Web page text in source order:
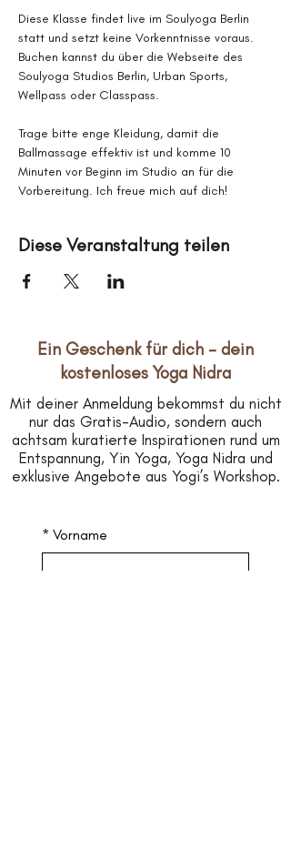
Diese Klasse findet live im Soulyoga Berlin
statt und setzt keine Vorkenntnisse voraus.
Buchen kannst du über die Webseite des
Soulyoga Studios Berlin, Urban Sports,
Wellpass oder Classpass.
Trage bitte enge Kleidung, damit die
Ballmassage effektiv ist und komme 10
Minuten vor Beginn im Studio an für die
Vorbereitung. Ich freue mich auf dich!
Diese Veranstaltung teilen
Ein Geschenk für dich – dein
kostenloses Yoga Nidra
Mit deiner Anmeldung bekommst du nicht
nur das Gratis-Audio, sondern auch
achtsam kuratierte Inspirationen rund um
Entspannung, Yin Yoga, Yoga Nidra und
exklusive Angebote aus Yogi’s Workshop.
* Vorname